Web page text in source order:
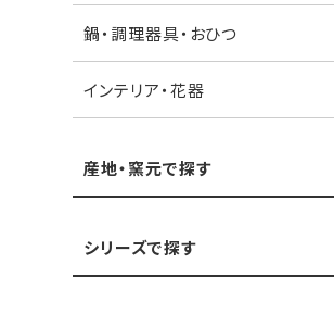
鍋・調理器具・おひつ
インテリア・花器
産地・窯元で探す
シリーズで探す